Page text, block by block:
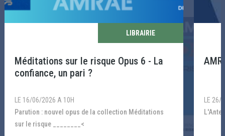
LIBRAIRIE
Méditations sur le risque Opus 6 - La
confiance, un pari ?
LE 16/06/2026 A 10H
Parution : nouvel opus de la collection Méditations
sur le risque ________<
LE